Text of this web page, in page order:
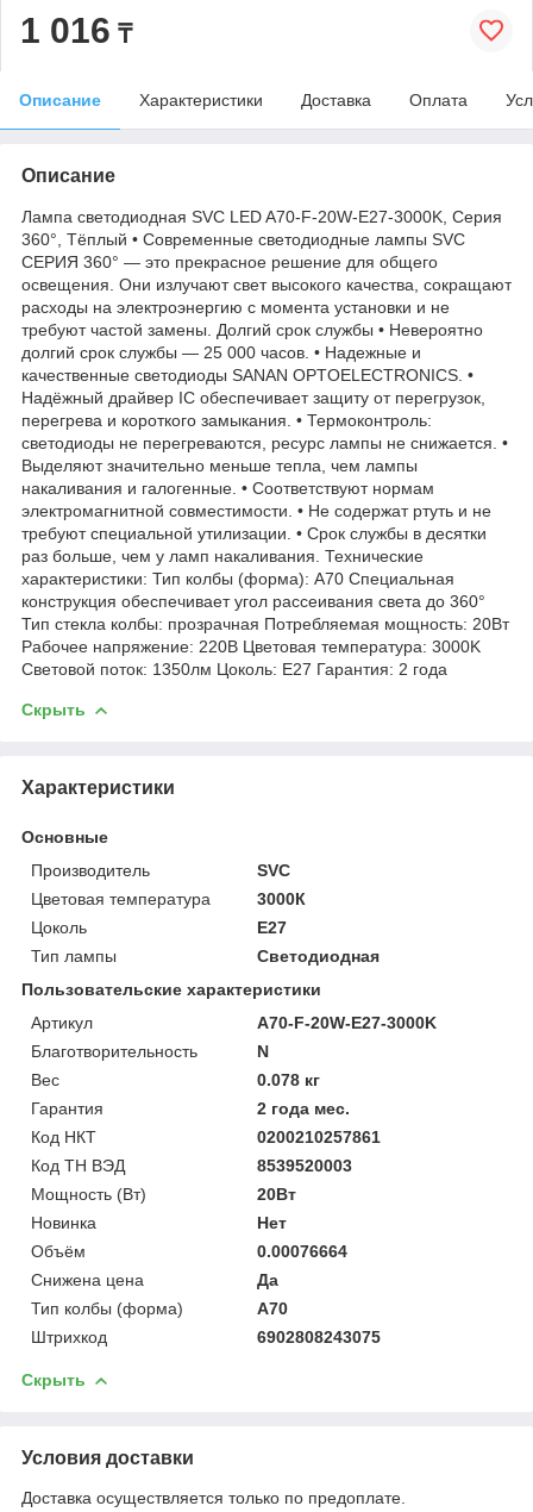
1 016 ₸
Описание Характеристики Доставка Оплата
Описание
Лампа светодиодная SVC LED A70-F-20W-E27-3000K, Серия
360°, Тёплый • Современные светодиодные лампы SVC
СЕРИЯ 360° — это прекрасное решение для общего
освещения. Они излучают свет высокого качества, сокращают
расходы на электроэнергию с момента установки и не
требуют частой замены. Долгий срок службы • Невероятно
долгий срок службы — 25 000 часов. • Надежные и
качественные светодиоды SANAN OPTOELECTRONICS. •
Надёжный драйвер IC обеспечивает защиту от перегрузок,
перегрева и короткого замыкания. • Термоконтроль:
светодиоды не перегреваются, ресурс лампы не снижается. •
Выделяют значительно меньше тепла, чем лампы
накаливания и галогенные. • Соответствуют нормам
электромагнитной совместимости. • Не содержат ртуть и не
требуют специальной утилизации. • Срок службы в десятки
раз больше, чем у ламп накаливания. Технические
характеристики: Тип колбы (форма): A70 Специальная
конструкция обеспечивает угол рассеивания света до 360°
Тип стекла колбы: прозрачная Потребляемая мощность: 20Вт
Рабочее напряжение: 220В Цветовая температура: 3000K
Световой поток: 1350лм Цоколь: E27 Гарантия: 2 года
Скрыть
Характеристики
Основные
Производитель
SVC
Цветовая температура
3000К
Цоколь
E27
Тип лампы
Светодиодная
Пользовательские характеристики
Артикул
A70-F-20W-E27-3000K
Благотворительность
N
Вес
0.078 кг
Гарантия
2 года мес.
Код НКТ
0200210257861
Код ТН ВЭД
8539520003
Мощность (Bт)
20Вт
Новинка
Нет
Объём
0.00076664
Снижена цена
Да
Тип колбы (форма)
A70
Штрихкод
6902808243075
Скрыть
Условия доставки
Доставка осуществляется только по предоплате.